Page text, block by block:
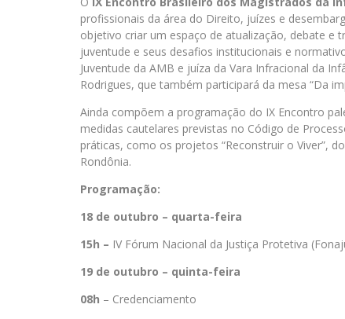
profissionais da área do Direito, juízes e
objetivo criar um espaço de atualização, debate e
juventude e seus desafios institucionais e
Juventude da AMB e juíza da Vara Infracional da
Rodrigues, que também participará da mesa “Da
Ainda compõem a programação do IX Encontro
medidas cautelares previstas no Código de
práticas, como os projetos “Reconstruir o Viver”,
Rondônia.
Programação:
18 de outubro – quarta-feira
15h – IV Fórum Nacional da Justiça Protetiva
19 de outubro – quinta-feira
08h – Credenciamento